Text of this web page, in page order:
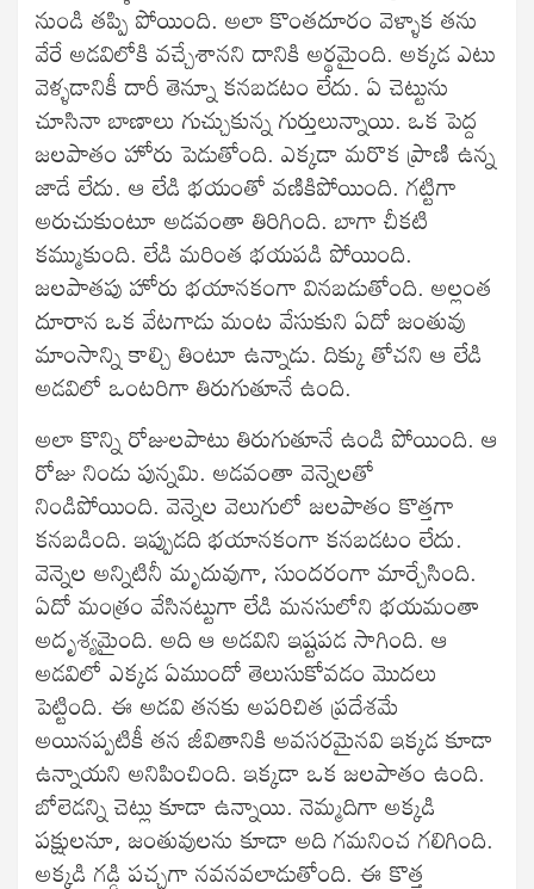
నుండి తప్పి పోయింది. అలా కొంతదూరం వెళ్ళాక తను
వేరే అడవిలోకి వచ్చేశానని దానికి అర్థమైంది. అక్కడ ఎటు
వెళ్ళడానికీ దారీ తెన్నూ కనబడటం లేదు. ఏ చెట్టును
చూసినా బాణాలు గుచ్చుకున్న గుర్తులున్నాయి. ఒక పెద్ద
జలపాతం హోరు పెడుతోంది. ఎక్కడా మరొక ప్రాణి ఉన్న
జాడే లేదు. ఆ లేడి భయంతో వణికిపోయింది. గట్టిగా
అరుచుకుంటూ అడవంతా తిరిగింది. బాగా చీకటి
కమ్ముకుంది. లేడి మరింత భయపడి పోయింది.
జలపాతపు హోరు భయానకంగా వినబడుతోంది. అల్లంత
దూరాన ఒక వేటగాడు మంట వేసుకుని ఏదో జంతువు
మాంసాన్ని కాల్చి తింటూ ఉన్నాడు. దిక్కు తోచని ఆ లేడి
అడవిలో ఒంటరిగా తిరుగుతూనే ఉంది.
అలా కొన్ని రోజులపాటు తిరుగుతూనే ఉండి పోయింది. ఆ
రోజు నిండు పున్నమి. అడవంతా వెన్నెలతో
నిండిపోయింది. వెన్నెల వెలుగులో జలపాతం కొత్తగా
కనబడింది. ఇప్పుడది భయానకంగా కనబడటం లేదు.
వెన్నెల అన్నిటినీ మృదువుగా, సుందరంగా మార్చేసింది.
ఏదో మంత్రం వేసినట్టుగా లేడి మనసులోని భయమంతా
అదృశ్యమైంది. అది ఆ అడవిని ఇష్టపడ సాగింది. ఆ
అడవిలో ఎక్కడ ఏముందో తెలుసుకోవడం మొదలు
పెట్టింది. ఈ అడవి తనకు అపరిచిత ప్రదేశమే
అయినప్పటికీ తన జీవితానికి అవసరమైనవి ఇక్కడ కూడా
ఉన్నాయని అనిపించింది. ఇక్కడా ఒక జలపాతం ఉంది.
బోలెడన్ని చెట్లు కూడా ఉన్నాయి. నెమ్మదిగా అక్కడి
పక్షులనూ, జంతువులను కూడా అది గమనించ గలిగింది.
అక్కడి గడ్డి పచ్చగా నవనవలాడుతోంది. ఈ కొత్త